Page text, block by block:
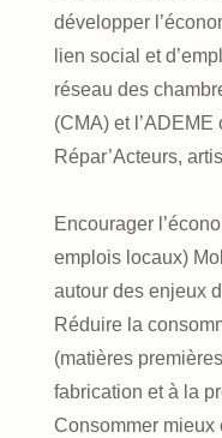
développer
lien social et
réseau des
(CMA) et l’ADEME
Répar’Acteurs,
Encourager
emplois locaux)
autour des enjeux
Réduire la
(matières
fabrication et à la
Consommer mieux